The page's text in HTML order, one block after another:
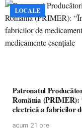
LOCALE
Patronatul
România (PRIMER):
electrică a fabricilor
acum 21 ore